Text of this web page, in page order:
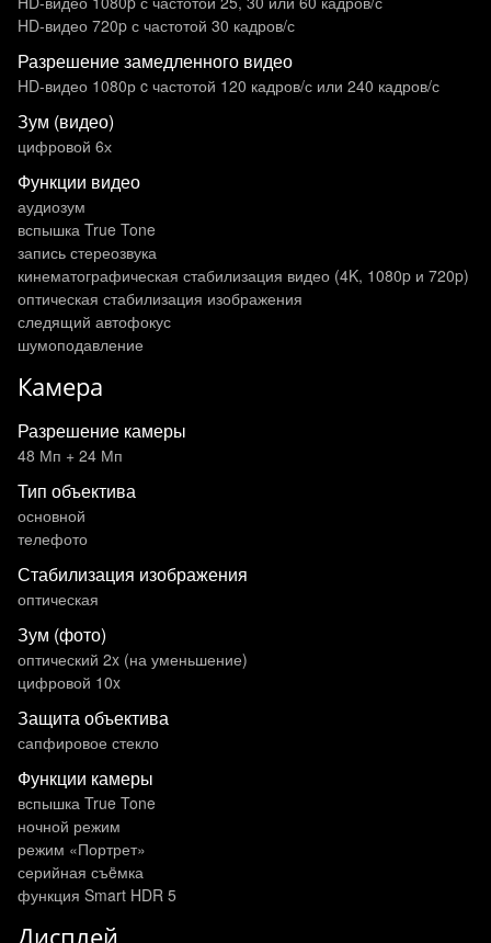
HD-видео 720p с частотой 30 кадров/ с
Разрешение замедленного видео
HD-видео 1080р c частотой 120 кадров/ с или 240 кадров/ с
Зум (видео)
цифровой 6х
Функции видео
аудиозум
вспышка True Tone
запись стереозвука
кинематографическая стабилизация видео (4K, 1080p и 720p)
оптическая стабилизация изображения
следящий автофокус
шумоподавление
Камера
Разрешение камеры
48 Мп + 24 Мп
Тип объектива
основной
телефото
Стабилизация изображения
оптическая
Зум (фото)
оптический 2x (на уменьшение)
цифровой 10x
Защита объектива
сапфировое стекло
Функции камеры
вспышка True Tone
ночной режим
режим «Портрет»
серийная съëмка
функция Smart HDR 5
Дисплей